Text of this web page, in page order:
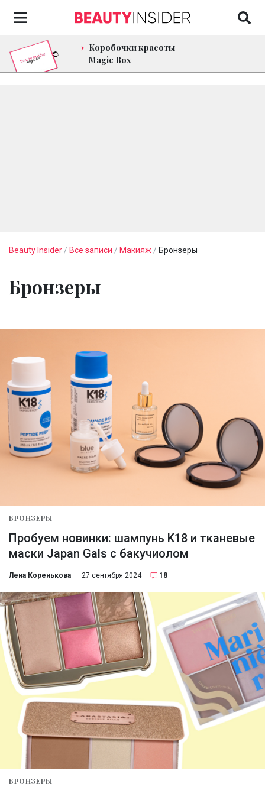
Коробочки красоты
Magic Box
Beauty Insider / Все записи / Макияж / Бронзеры
Бронзеры
БРОНЗЕРЫ
Пробуем новинки: шампунь K18 и тканевые
маски Japan Gals с бакучиолом
Лена Коренькова 27 сентября 2024 18
БРОНЗЕРЫ